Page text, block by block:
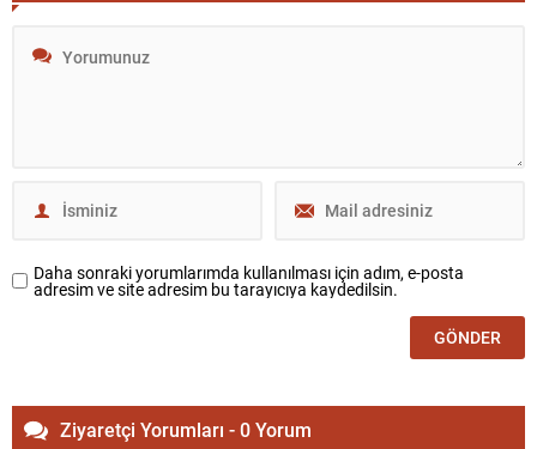
Daha sonraki yorumlarımda kullanılması için adım, e-posta
adresim ve site adresim bu tarayıcıya kaydedilsin.
Ziyaretçi Yorumları - 0 Yorum